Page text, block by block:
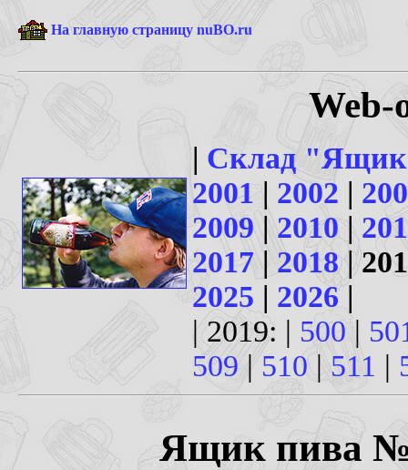
На главную страницу nuBO.ru
| Склад
2001 | 2002 |
2009| 2010|
2017 | 2018|
2025 | 2026|
| 2019: | 500|
509 | 510 |511 |
Ящик пива №